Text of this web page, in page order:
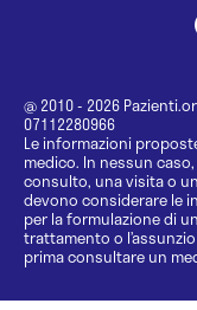
@ 2010 - 2026
07112280966
Le informazioni
medico. In nessun
consulto, una visita o
devono considerare le
per la formulazione di
trattamento o
prima consultare un